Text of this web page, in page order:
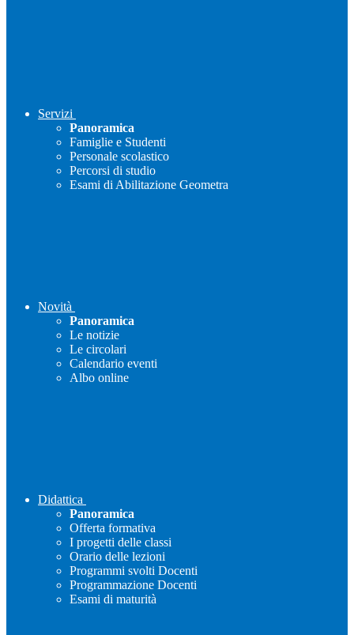
Servizi
Panoramica
Famiglie e Studenti
Personale scolastico
Percorsi di studio
Esami di Abilitazione Geometra
Novità
Panoramica
Le notizie
Le circolari
Calendario eventi
Albo online
Didattica
Panoramica
Offerta formativa
I progetti delle classi
Orario delle lezioni
Programmi svolti Docenti
Programmazione Docenti
Esami di maturità